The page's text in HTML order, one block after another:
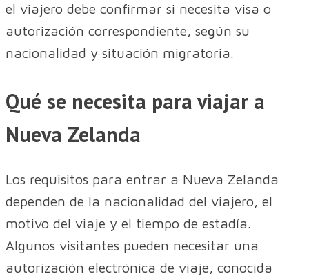
el viajero debe confirmar si necesita visa o
autorización correspondiente, según su
nacionalidad y situación migratoria.
Qué se necesita para viajar a
Nueva Zelanda
Los requisitos para entrar a Nueva Zelanda
dependen de la nacionalidad del viajero, el
motivo del viaje y el tiempo de estadía.
Algunos visitantes pueden necesitar una
autorización electrónica de viaje, conocida